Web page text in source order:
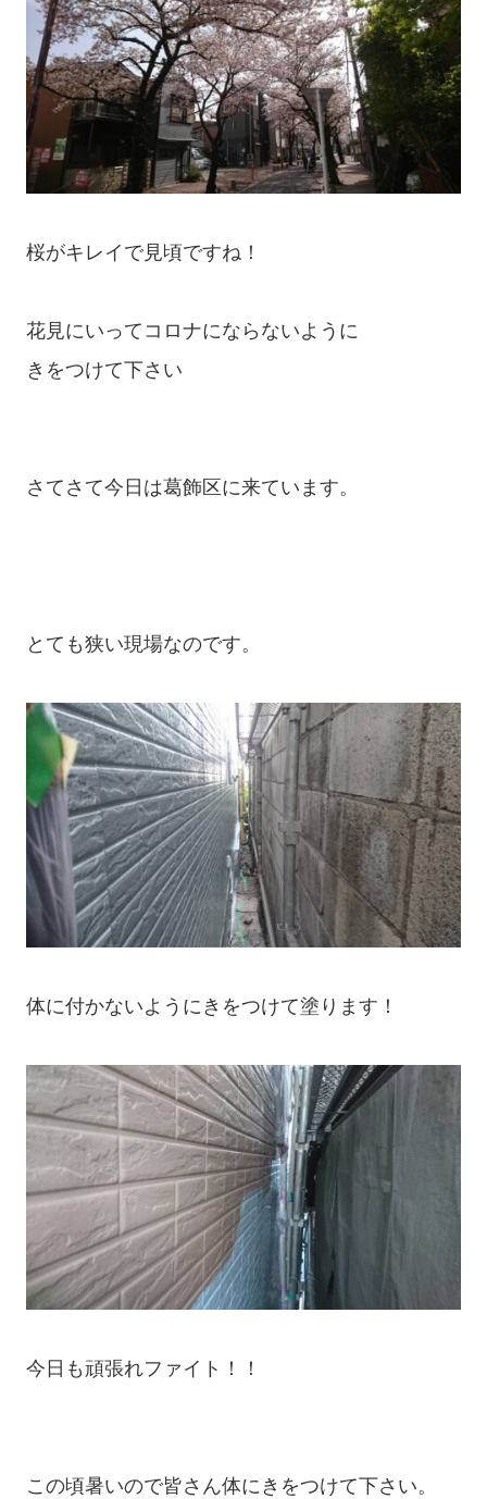
桜がキレイで見頃ですね！
花見にいってコロナにならないように
きをつけて下さい
さてさて今日は葛飾区に来ています。
とても狭い現場なのです。
体に付かないようにきをつけて塗ります！
今日も頑張れファイト！！
この頃暑いので皆さん体にきをつけて下さい。